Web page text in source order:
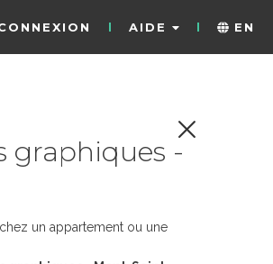
AIDE EN
graphiques -
un appartement ou une